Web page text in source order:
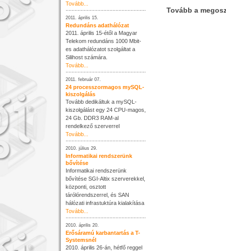
Tovább...
2011. április 15.
Redundáns adathálózat
2011. április 15-étől a Magyar
Telekom redundáns 1000 Mbit-
es adathálózatot szolgáltat a
Silihost számára.
Tovább...
2011. február 07.
24 processzormagos mySQL-
kiszolgálás
Tovább dedikáltuk a mySQL-
kiszolgálást egy 24 CPU-magos,
24 Gb. DDR3 RAM-al
rendelkező szerverrel
Tovább...
2010. július 29.
Informatikai rendszerünk
bővítése
Informatikai rendszerünk
bővítése SGI-Altix szerverekkel,
központi, osztott
tárólórendszerrel, és SAN
hálózati infrastuktúra kialakítása
Tovább...
2010. április 20.
Erősáramú karbantartás a T-
Systemsnél
2010. április 26-án, hétfő reggel
Tovább a